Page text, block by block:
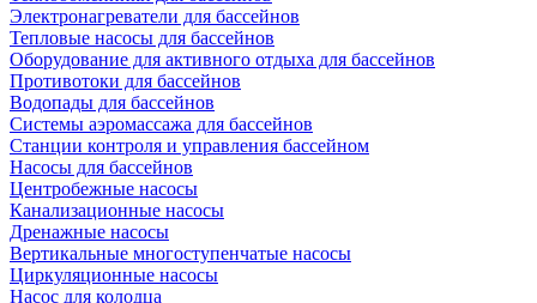
Электронагреватели для бассейнов
Тепловые насосы для бассейнов
Оборудование для активного отдыха для бассейнов
Противотоки для бассейнов
Водопады для бассейнов
Системы аэромассажа для бассейнов
Станции контроля и управления бассейном
Насосы для бассейнов
Центробежные насосы
Канализационные насосы
Дренажные насосы
Вертикальные многоступенчатые насосы
Циркуляционные насосы
Насос для колодца